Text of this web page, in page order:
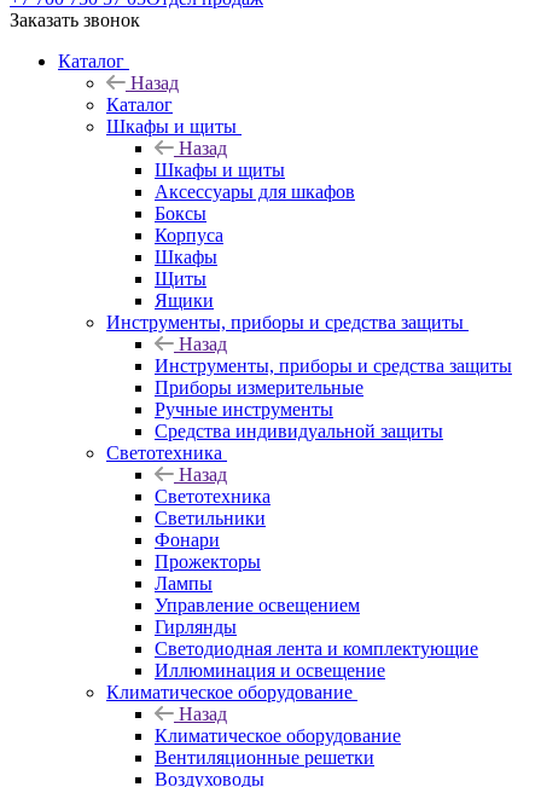
Заказать звонок
Каталог
Назад
Каталог
Шкафы и щиты
Назад
Шкафы и щиты
Аксессуары для шкафов
Боксы
Корпуса
Шкафы
Щиты
Ящики
Инструменты, приборы и средства защиты
Назад
Инструменты, приборы и средства защиты
Приборы измерительные
Ручные инструменты
Средства индивидуальной защиты
Светотехника
Назад
Светотехника
Светильники
Фонари
Прожекторы
Лампы
Управление освещением
Гирлянды
Светодиодная лента и комплектующие
Иллюминация и освещение
Климатическое оборудование
Назад
Климатическое оборудование
Вентиляционные решетки
Воздуховоды